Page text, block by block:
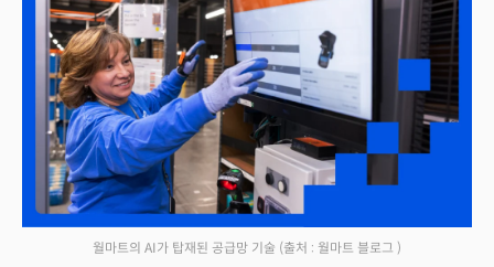
월마트의 AI가 탑재된 공급망 기술 (출처 : 월마트 블로그 )